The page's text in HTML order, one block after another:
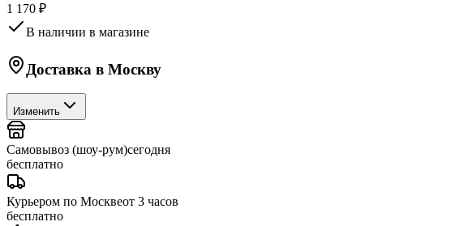
1 170 ₽
В наличии в магазине
Доставка в Москву
Изменить
Самовывоз (шоу-рум)сегодня
бесплатно
Курьером по Москвеот 3 часов
бесплатно